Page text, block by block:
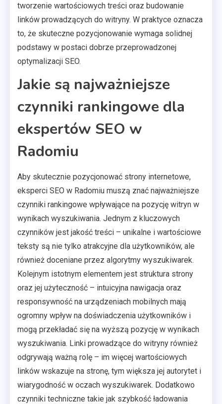
tworzenie wartościowych treści oraz budowanie
linków prowadzących do witryny. W praktyce oznacza
to, że skuteczne pozycjonowanie wymaga solidnej
podstawy w postaci dobrze przeprowadzonej
optymalizacji SEO.
Jakie są najważniejsze
czynniki rankingowe dla
ekspertów SEO w
Radomiu
Aby skutecznie pozycjonować strony internetowe,
eksperci SEO w Radomiu muszą znać najważniejsze
czynniki rankingowe wpływające na pozycję witryn w
wynikach wyszukiwania. Jednym z kluczowych
czynników jest jakość treści – unikalne i wartościowe
teksty są nie tylko atrakcyjne dla użytkowników, ale
również doceniane przez algorytmy wyszukiwarek.
Kolejnym istotnym elementem jest struktura strony
oraz jej użyteczność – intuicyjna nawigacja oraz
responsywność na urządzeniach mobilnych mają
ogromny wpływ na doświadczenia użytkowników i
mogą przekładać się na wyższą pozycję w wynikach
wyszukiwania. Linki prowadzące do witryny również
odgrywają ważną rolę – im więcej wartościowych
linków wskazuje na stronę, tym większa jej autorytet i
wiarygodność w oczach wyszukiwarek. Dodatkowo
czynniki techniczne takie jak szybkość ładowania